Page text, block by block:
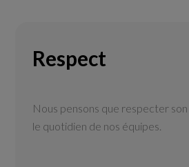
Respect
Nous pensons que respecter
le quotidien de nos équipes.